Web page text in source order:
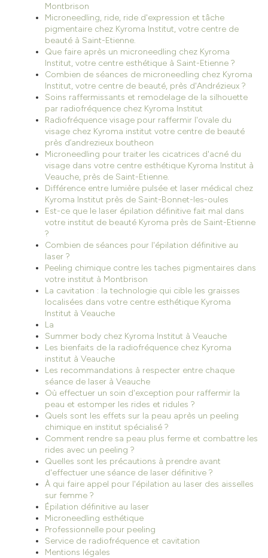
Montbrison
Microneedling, ride, ride d'expression et tâche
pigmentaire chez Kyroma Institut, votre centre de
beauté à Saint-Etienne.
Que faire après un microneedling chez Kyroma
Institut, votre centre esthétique à Saint-Etienne ?
Combien de séances de microneedling chez Kyroma
Institut, votre centre de beauté, près d'Andrézieux ?
Soins raffermissants et remodelage de la silhouette
par radiofréquence chez Kyroma Institut
Radiofréquence visage pour raffermir l'ovale du
visage chez Kyroma institut votre centre de beauté
près d’andrezieux boutheon
Microneedling pour traiter les cicatrices d'acné du
visage dans votre centre esthétique Kyroma Institut à
Veauche, près de Saint-Etienne.
Différence entre lumière pulsée et laser médical chez
Kyroma Institut près de Saint-Bonnet-les-oules
Est-ce que le laser épilation définitive fait mal dans
votre institut de beauté Kyroma près de Saint-Etienne
?
Combien de séances pour l'épilation définitive au
laser ?
Peeling chimique contre les taches pigmentaires dans
votre institut à Montbrison
La cavitation : la technologie qui cible les graisses
localisées dans votre centre esthétique Kyroma
Institut à Veauche
La
Summer body chez Kyroma Institut à Veauche
Les bienfaits de la radiofréquence chez Kyroma
institut à Veauche
Les recommandations à respecter entre chaque
séance de laser à Veauche
Où effectuer un soin d'exception pour raffermir la
peau et estomper les rides et ridules ?
Quels sont les effets sur la peau après un peeling
chimique en institut spécialisé ?
Comment rendre sa peau plus ferme et combattre les
rides avec un peeling ?
Quelles sont les précautions à prendre avant
d'effectuer une séance de laser définitive ?
À qui faire appel pour l'épilation au laser des aisselles
sur femme ?
Épilation définitive au laser
Microneedling esthétique
Professionnelle pour peeling
Service de radiofréquence et cavitation
Mentions légales